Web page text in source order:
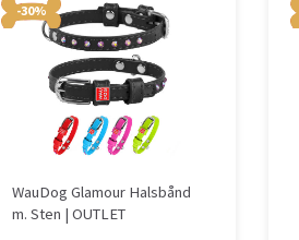
-30%
WauDog Glamour Halsbånd
m. Sten | OUTLET